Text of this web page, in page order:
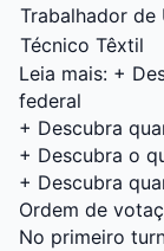
Trabalhador de
Técnico Têxtil
Leia mais: +
federal
+ Descubra
+ Descubra o
+ Descubra
Ordem de
No primeiro